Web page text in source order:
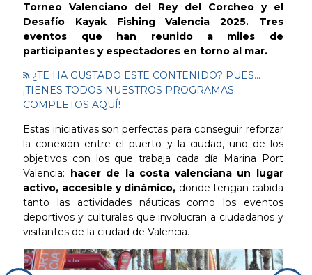
Torneo Valenciano del Rey del Corcheo y el
Desafío Kayak Fishing Valencia 2025. Tres
eventos que han reunido a miles de
participantes y espectadores en torno al mar.
¿TE HA GUSTADO ESTE CONTENIDO? PUES...
¡TIENES TODOS NUESTROS PROGRAMAS
COMPLETOS AQUÍ!
Estas iniciativas son perfectas para conseguir reforzar
la conexión entre el puerto y la ciudad, uno de los
objetivos con los que trabaja cada día Marina Port
Valencia: hacer de la costa valenciana un lugar
activo, accesible y dinámico, donde tengan cabida
tanto las actividades náuticas como los eventos
deportivos y culturales que involucran a ciudadanos y
visitantes de la ciudad de Valencia.